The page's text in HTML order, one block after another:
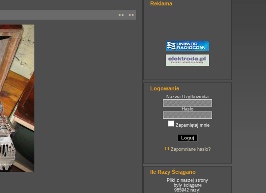
<< >>
Reklama
Logowanie
Nazwa Użytkownika
Hasło
Zapamiętaj mnie
Zapomniane hasło?
Ile Razy Ściągano
Pliki z naszej strony
były ściągane
985942 razy!